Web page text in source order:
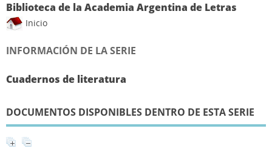
Biblioteca de la Academia Argentina de Letras
Inicio
INFORMACIÓN DE LA SERIE
Cuadernos de literatura
DOCUMENTOS DISPONIBLES DENTRO DE ESTA SERIE